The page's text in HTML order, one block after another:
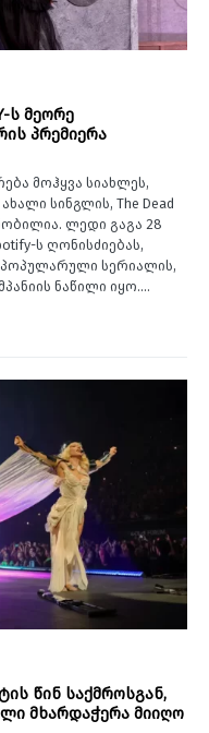
ს მეორე
პრემიერა
მოჰყვა სიახლეს,
სინგლის, The Dead
ლედი გაგა 28
ს ღონისძიებას,
პოპულარული სერიალის,
ნაწილი იყო.…
წინ საქმროსგან,
მხარდაჭერა მიიღო